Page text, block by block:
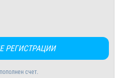
РЕГИСТРАЦИИ
счет.